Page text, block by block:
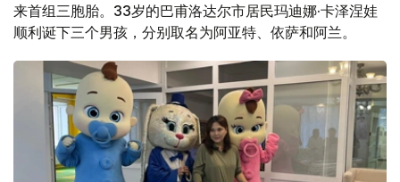
来首组三胞胎。33岁的巴甫洛达尔市居民玛迪娜·卡泽涅娃
顺利诞下三个男孩，分别取名为阿亚特、依萨和阿兰。